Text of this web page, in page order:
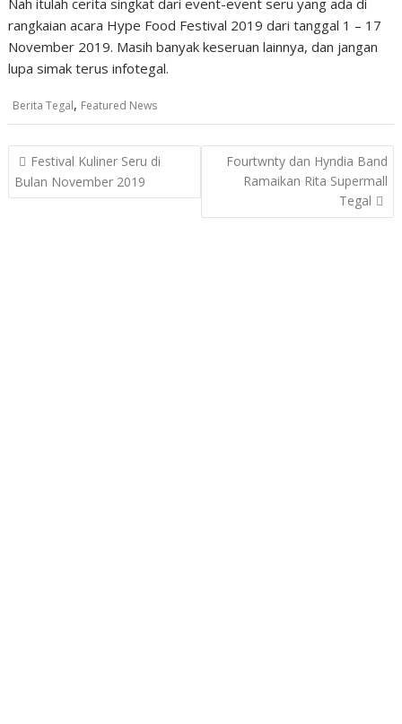
Nah itulah cerita singkat dari event-event seru yang ada di
rangkaian acara Hype Food Festival 2019 dari tanggal 1 – 17
November 2019. Masih banyak keseruan lainnya, dan jangan
lupa simak terus infotegal.
Berita Tegal, Featured News
Post
navigation
Festival Kuliner Seru di
Bulan November 2019
Fourtwnty dan Hyndia Band
Ramaikan Rita Supermall
Tegal